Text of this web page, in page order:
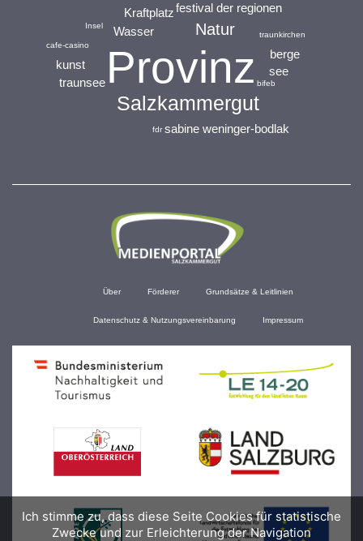
Provinz
Salzkammergut
Natur
Wasser
Kraftplatzfestival der regionen
see
traunsee
berge
sabine weninger-bodlak
kunst
traunkirchen
cafe-casino
bifeb
fdr
Insel
Über Förderer Grundsätze & Leitlinien
Datenschutz & Nutzungsvereinbarung Impressum
Ich stimme zu, dass diese Seite Cookies für statistische
Zwecke und zur Erleichterung der Navigation